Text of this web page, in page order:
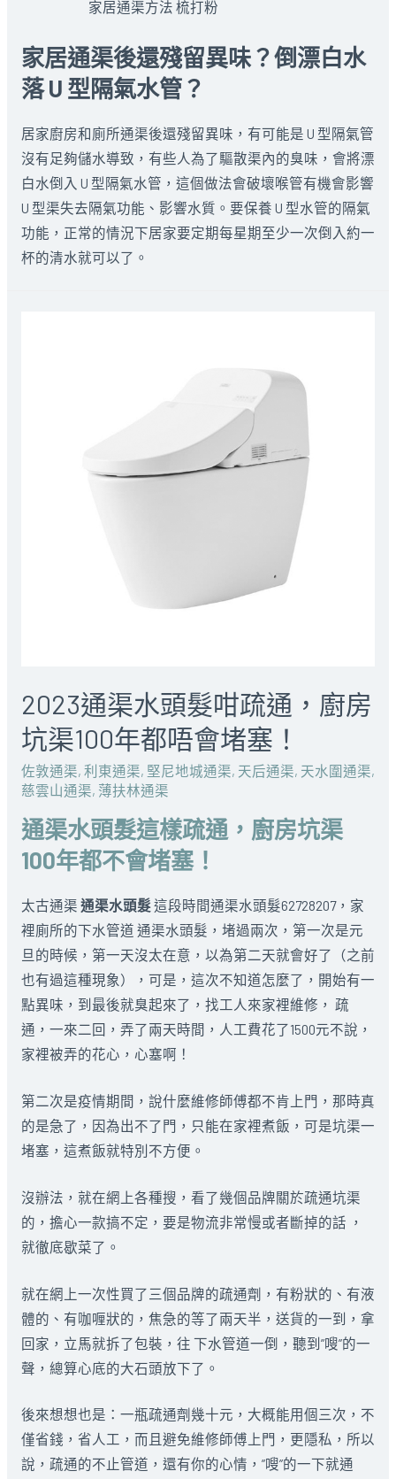
家居通渠方法 梳打粉
家居通渠後還殘留異味？倒漂白水
落 U 型隔氣水管？
居家廚房和廁所通渠後還殘留異味，有可能是 U 型隔氣管
沒有足夠儲水導致，有些人為了驅散渠內的臭味，會將漂
白水倒入 U 型隔氣水管，這個做法會破壞喉管有機會影響
U 型渠失去隔氣功能、影響水質。要保養 U 型水管的隔氣
功能，正常的情況下居家要定期每星期至少一次倒入約一
杯的清水就可以了。
2023通渠水頭髮咁疏通，廚房
坑渠100年都唔會堵塞！
佐敦通渠, 利東通渠, 堅尼地城通渠, 天后通渠, 天水圍通渠,
慈雲山通渠, 薄扶林通渠
通渠水頭髮這樣疏通，廚房坑渠
100年都不會堵塞！
太古通渠 通渠水頭髮這段時間通渠水頭髮62728207，家
裡廁所的下水管道 通渠水頭髮，堵過兩次，第一次是元
旦的時候，第一天沒太在意，以為第二天就會好了（之前
也有過這種現象），可是，這次不知道怎麼了，開始有一
點異味，到最後就臭起來了，找工人來家裡維修， 疏
通，一來二回，弄了兩天時間，人工費花了1500元不說，
家裡被弄的花心，心塞啊！
第二次是疫情期間，說什麼維修師傅都不肯上門，那時真
的是急了，因為出不了門，只能在家裡煮飯，可是坑渠一
堵塞，這煮飯就特別不方便。
沒辦法，就在網上各種搜，看了幾個品牌關於疏通坑渠
的，擔心一款搞不定，要是物流非常慢或者斷掉的話 ，
就徹底歇菜了。
就在網上一次性買了三個品牌的疏通劑，有粉狀的、有液
體的、有咖喱狀的，焦急的等了兩天半，送貨的一到，拿
回家，立馬就拆了包裝，往 下水管道一倒，聽到”嗖”的一
聲，總算心底的大石頭放下了。
後來想想也是：一瓶疏通劑幾十元，大概能用個三次，不
僅省錢，省人工，而且避免維修師傅上門，更隱私，所以
說，疏通的不止管道，還有你的心情，”嗖”的一下就通